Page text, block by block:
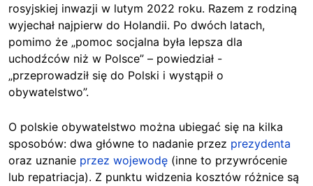
rosyjskiej inwazji w lutym 2022 roku. Razem z rodziną
wyjechał najpierw do Holandii. Po dwóch latach,
pomimo że „pomoc socjalna była lepsza dla
uchodźców niż w Polsce” – powiedział -
„przeprowadził się do Polski i wystąpił o
obywatelstwo”.
O polskie obywatelstwo można ubiegać się na kilka
sposobów: dwa główne to nadanie przez prezydenta
oraz uznanie przez wojewodę (inne to przywrócenie
lub repatriacja). Z punktu widzenia kosztów różnice są